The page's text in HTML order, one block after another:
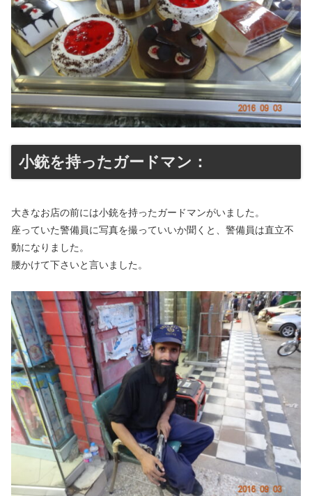
小銃を持ったガードマン：
大きなお店の前には小銃を持ったガードマンがいました。
座っていた警備員に写真を撮っていいか聞くと、警備員は直立不
動になりました。
腰かけて下さいと言いました。